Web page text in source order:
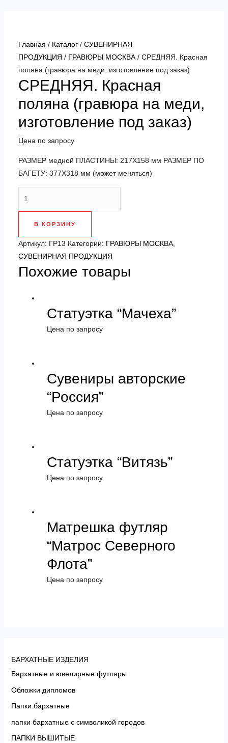
БАРХАТНЫЕ ИЗДЕЛИЯ
Бархатные и ювелирные футляры
Обложки дипломов
Папки бархатные
папки бархатные с символикой городов
ПАПКИ ВЫШИТЫЕ
Главная / Каталог/ СУВЕНИРНАЯ
ПРОДУКЦИЯ / ГРАВЮРЫ МОСКВА/ СРЕДНЯЯ. Красная
поляна (гравюра на меди, изготовление под заказ)
СРЕДНЯЯ. Красная
поляна (гравюра на меди,
изготовление под заказ)
Цена по запросу
РАЗМЕР медной ПЛАСТИНЫ: 217Х158 мм РАЗМЕР ПО
БАГЕТУ: 377Х318 мм (может меняться)
поляна
(гравюра
на
В КОРЗИНУ
Артикул: ГР13 Категории: ГРАВЮРЫ МОСКВА,
СУВЕНИРНАЯ ПРОДУКЦИЯ
Похожие товары
Статуэтка “Мачеха”
Цена по запросу
Сувениры авторские
“Россия”
Цена по запросу
Статуэтка “Витязь”
Цена по запросу
Матрешка футляр
“Матрос Северного
Флота”
Цена по запросу